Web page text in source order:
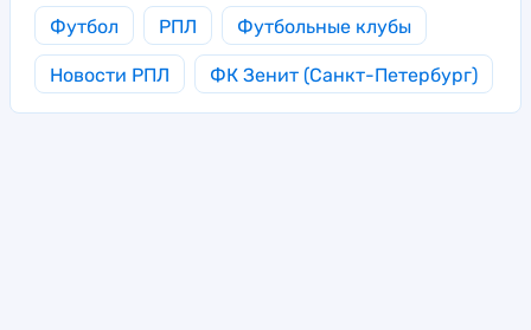
Футбол РПЛ Футбольные клубы
Новости РПЛ ФК Зенит (Санкт-Петербург)